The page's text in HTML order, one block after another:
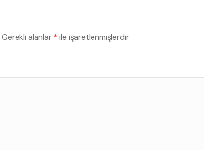
Gerekli alanlar * ile işaretlenmişlerdir